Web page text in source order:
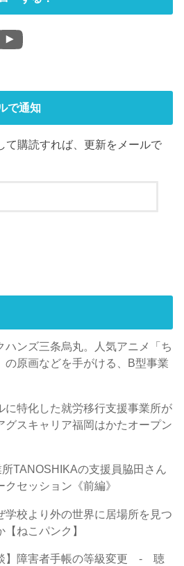
で通知
て購読すれば、更新をメールで
ハンズ三条烏丸。人気アニメ「ち
の原画などを手がける、B型事業
に特化した就労移行支援事業所が
グスキャリア福岡はかたオープン
TANOSHIKAの支援員脇田さん
クセッション《前編》
学校より外の世界に居場所を見つ
【ねこパンク】
】障害者手帳の等級変更 - 聴